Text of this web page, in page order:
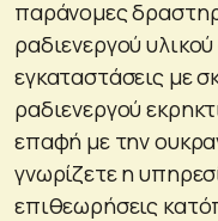
παράνομες
ραδιενεργού
εγκαταστάσεις με
ραδιενεργού
επαφή με την
γνωρίζετε η
επιθεωρήσεις